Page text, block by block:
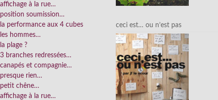
affichage à la rue…
position soumission…
la performance aux 4 cubes
les hommes…
la plage ?
3 branches redressées…
canapés et compagnie…
presque rien…
petit chêne…
affichage à la rue…
ceci est… ou n’est pas